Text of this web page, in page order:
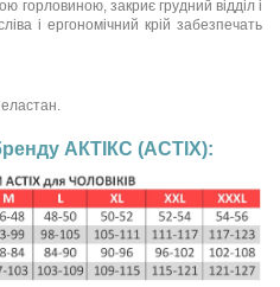
горловиною, закриє грудний відділ і
і ергономічний крій забезпечать
АКТІКС (ACTIX):